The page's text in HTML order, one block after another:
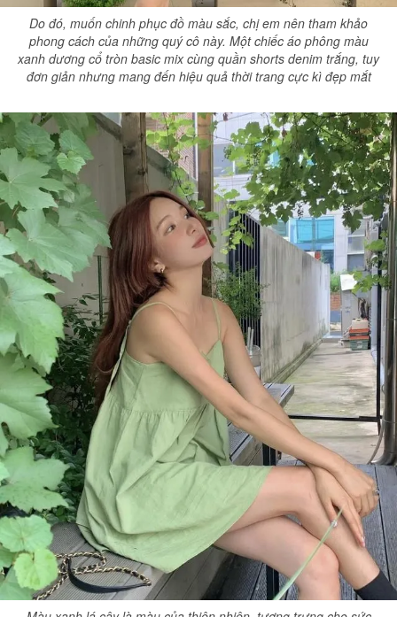
Do đó, muốn chinh phục đồ màu sắc, chị em nên tham khảo
phong cách của những quý cô này. Một chiếc áo phông màu
xanh dương cổ tròn basic mix cùng quần shorts denim trắng, tuy
đơn giản nhưng mang đến hiệu quả thời trang cực kì đẹp mắt